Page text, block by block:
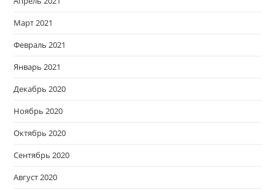
Март 2021
Февраль 2021
Январь 2021
Декабрь 2020
Ноябрь 2020
Октябрь 2020
Сентябрь 2020
Август 2020